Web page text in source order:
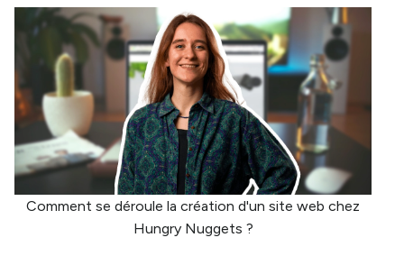
Comment se déroule la création d'un site web chez
Hungry Nuggets ?